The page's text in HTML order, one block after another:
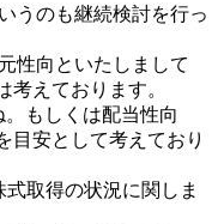
うのも継続検討を行っ
性向といたしまして
考えております。
もしくは配当性向
目安として考えており
取得の状況に関しま